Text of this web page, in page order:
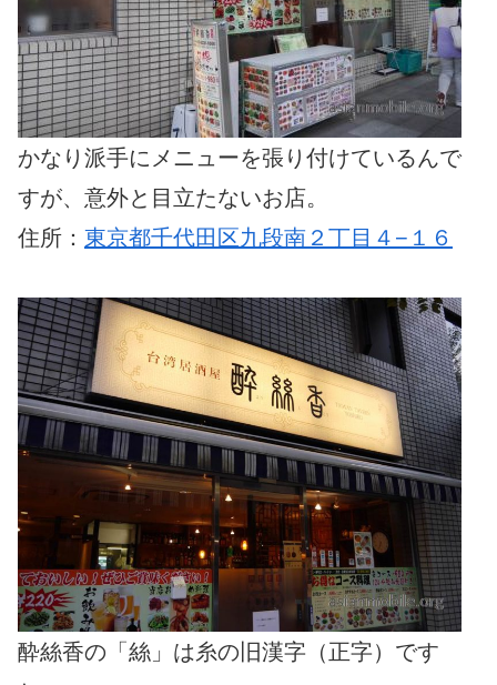
かなり派手にメニューを張り付けているんで
すが、意外と目立たないお店。
住所： 東京都千代田区九段南２丁目４−１６
酔絲香の「絲」は糸の旧漢字（正字）です